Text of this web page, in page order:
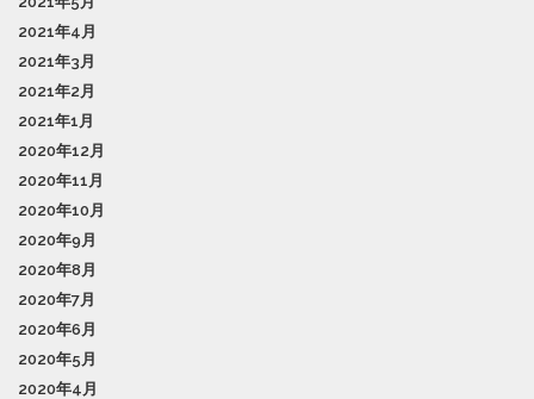
2021年4月
2021年3月
2021年2月
2021年1月
2020年12月
2020年11月
2020年10月
2020年9月
2020年8月
2020年7月
2020年6月
2020年5月
2020年4月